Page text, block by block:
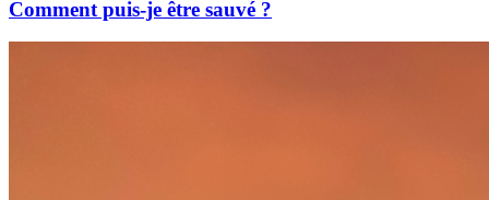
Comment puis-je être sauvé ?